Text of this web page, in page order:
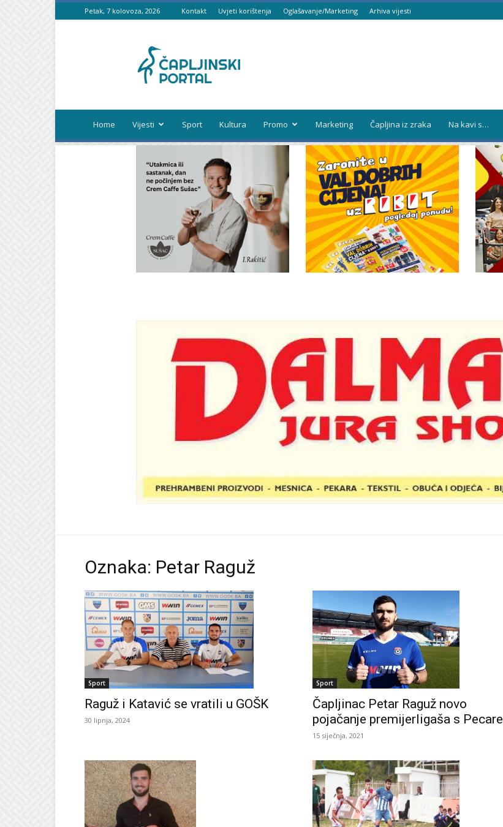
Petak, 7 kolovoza, 2026 Kontakt Uvjeti korištenja Oglašavanje/Marketing Arhiva vijesti
portal
Home Vijesti Sport Kultura Promo Marketing Čapljina iz zraka Na kavi s…
Oznaka: Petar Raguž
Sport
Raguž i Katavić se vratili u GOŠK
30 lipnja, 2024
Sport
Čapljinac Petar Raguž novo
pojačanje premijerligaša s Pecare
15 siječnja, 2021